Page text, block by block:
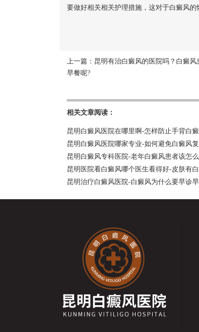
要做好相关相关护理措施，这对于白癜风的
上一篇： 昆明有治白癜风的医院吗？白癜风
早餐呢?
相关文章阅读：
昆明白癜风医院在哪里啊-怎样防止手背白癜
昆明白癜风医院哪家专业-如何避免白癜风复
昆明白癜风专科医院-老年白癜风患者该怎么
昆明医院看白癜风哪个医生看得好-皮肤有白
昆明治疗白癜风医院-白癜风为什么要早诊早